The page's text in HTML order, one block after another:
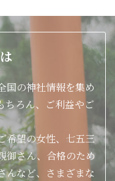
国の神社情報を集め
ちろん、ご利益やご
希望の女性、七五三
御さん、合格のため
んなど、さまざまな